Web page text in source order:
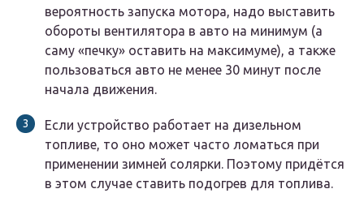
вероятность запуска мотора, надо выставить
обороты вентилятора в авто на минимум (а
саму «печку» оставить на максимуме), а также
пользоваться авто не менее 30 минут после
начала движения.
Если устройство работает на дизельном
топливе, то оно может часто ломаться при
применении зимней солярки. Поэтому придётся
в этом случае ставить подогрев для топлива.